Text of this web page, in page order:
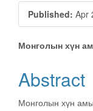
Published: Apr
Main
Article
Content
Монголын хүн
Abstract
Монголын хүн